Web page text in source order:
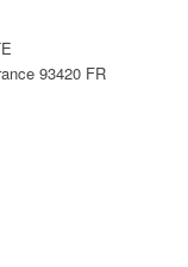
93420 FR